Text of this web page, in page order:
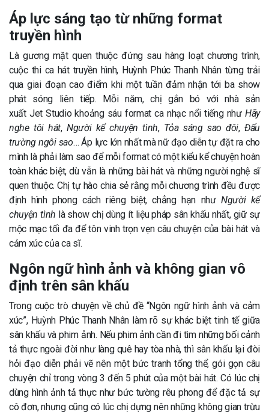
Áp lực sáng tạo từ những format
truyền hình
Là gương mặt quen thuộc đứng sau hàng loạt chương trình,
cuộc thi ca hát truyền hình, Huỳnh Phúc Thanh Nhân từng trải
qua giai đoạn cao điểm khi một tuần đảm nhận tới ba show
phát sóng liên tiếp. Mỗi năm, chị gắn bó với nhà sản
xuất Jet Studio khoảng sáu format ca nhạc nổi tiếng như Hãy
nghe tôi hát, Người kể chuyện tình, Tỏa sáng sao đôi, Đấu
trường ngôi sao… Áp lực lớn nhất mà nữ đạo diễn tự đặt ra cho
mình là phải làm sao để mỗi format có một kiểu kể chuyện hoàn
toàn khác biệt, dù vẫn là những bài hát và những người nghệ sĩ
quen thuộc. Chị tự hào chia sẻ rằng mỗi chương trình đều được
định hình phong cách riêng biệt, chẳng hạn như Người kể
chuyện tình là show chị dùng ít liệu pháp sân khấu nhất, giữ sự
mộc mạc tối đa để tôn vinh trọn vẹn câu chuyện của bài hát và
cảm xúc của ca sĩ.
Ngôn ngữ hình ảnh và không gian vô
định trên sân khấu
Trong cuộc trò chuyện về chủ đề “Ngôn ngữ hình ảnh và cảm
xúc”, Huỳnh Phúc Thanh Nhân làm rõ sự khác biệt tinh tế giữa
sân khấu và phim ảnh. Nếu phim ảnh cần đi tìm những bối cảnh
tả thực ngoài đời như làng quê hay tòa nhà, thì sân khấu lại đòi
hỏi đạo diễn phải vẽ nên một bức tranh tổng thể, gói gọn câu
chuyện chỉ trong vòng 3 đến 5 phút của một bài hát. Có lúc chị
dùng hình ảnh tả thực như bức tường rêu phong để đặc tả sự
cô đơn, nhưng cũng có lúc chị dựng nên những không gian trừu